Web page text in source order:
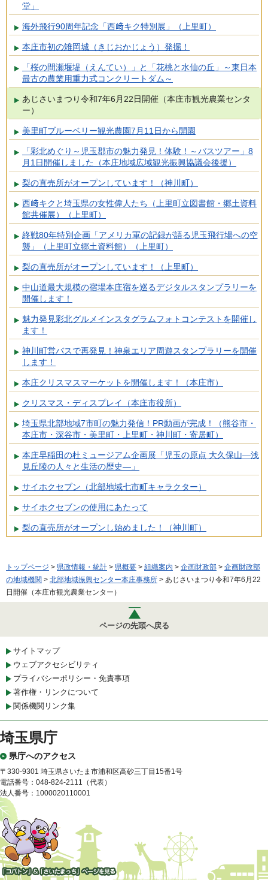
堂」
海外飛行90周年記念「西﨑キク特別展」（上里町）
本庄市初の雉岡城（きじおかじょう）発掘！
「桜の間瀬堰堤（えんてい）」と「花桃と水仙の丘」～東日本
最古の農業用重力式コンクリートダム～
あじさいまつり令和7年6月22日開催（本庄市観光農業センタ
ー）
美里町ブルーベリー観光農園7月11日から開園
「彩北めぐり～児玉郡市の魅力発見！体験！～バスツアー」8
月1日開催しました（本庄地域広域観光振興協議会後援）
梨の直売所がオープンしています！（神川町）
西﨑キクと埼玉県の女性偉人たち（上里町立図書館・郷土資料
館共催展）（上里町）
終戦80年特別企画「アメリカ軍の記録が語る児玉飛行場への空
襲」（上里町立郷土資料館）（上里町）
梨の直売所がオープンしています！（上里町）
中山道最大規模の宿場本庄宿を巡るデジタルスタンプラリーを
開催します！
魅力発見彩北グルメインスタグラムフォトコンテストを開催し
ます！
神川町営バスで再発見！神泉エリア周遊スタンプラリーを開催
します！
本庄クリスマスマーケットを開催します！（本庄市）
クリスマス・ディスプレイ（本庄市役所）
埼玉県北部地域7市町の魅力発信！PR動画が完成！（熊谷市・
本庄市・深谷市・美里町・上里町・神川町・寄居町）
本庄早稲田の杜ミュージアム企画展「児玉の原点 大久保山―浅
見丘陵の人々と生活の歴史―」
サイホクセブン（北部地域七市町キャラクター）
サイホクセブンの使用にあたって
梨の直売所がオープンし始めました！（神川町）
トップページ > 県政情報・統計 > 県概要 > 組織案内 > 企画財政部 > 企画財政部
の地域機関 > 北部地域振興センター本庄事務所 > あじさいまつり令和7年6月22
日開催（本庄市観光農業センター）
ページの先頭へ戻る
サイトマップ
ウェブアクセシビリティ
プライバシーポリシー・免責事項
著作権・リンクについて
関係機関リンク集
埼玉県庁
県庁へのアクセス
〒330-9301 埼玉県さいたま市浦和区高砂三丁目15番1号
電話番号：048-824-2111（代表）
法人番号：1000020110001
「コバトン」&「さいたまっ